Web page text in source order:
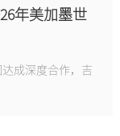
年美加墨世
成深度合作，吉